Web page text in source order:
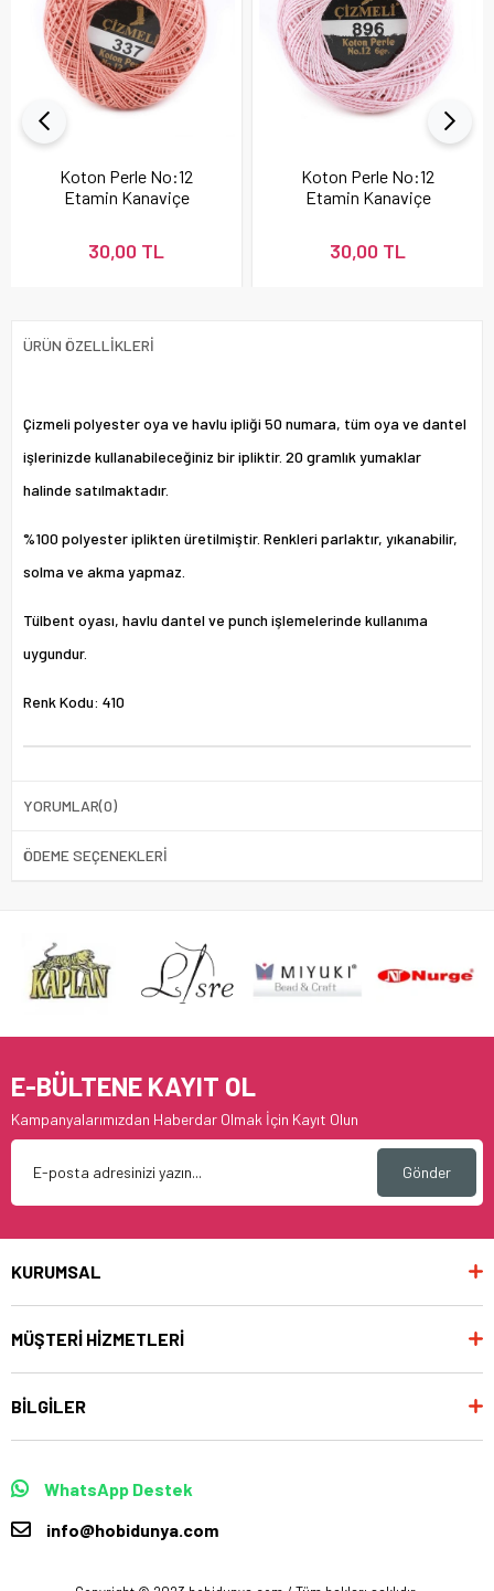
Koton Perle No:12
Etamin Kanaviçe
30,00 TL
Koton Perle No:12
Etamin Kanaviçe
30,00 TL
ÜRÜN ÖZELLIKLERI
Çizmeli polyester oya ve havlu ipliği 50 numara, tüm oya ve dantel
işlerinizde kullanabileceğiniz bir ipliktir. 20 gramlık yumaklar
halinde satılmaktadır.
%100 polyester iplikten üretilmiştir. Renkleri parlaktır, yıkanabilir,
solma ve akma yapmaz.
Tülbent oyası, havlu dantel ve punch işlemelerinde kullanıma
uygundur.
Renk Kodu: 410
YORUMLAR(0)
ÖDEME SEÇENEKLERI
E-BÜLTENE KAYIT OL
Kampanyalarımızdan Haberdar Olmak İçin Kayıt Olun
Gönder
KURUMSAL
MÜŞTERİ HİZMETLERİ
BİLGİLER
WhatsApp Destek
info@hobidunya.com